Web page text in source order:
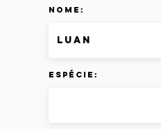
Nome:
Espécie: